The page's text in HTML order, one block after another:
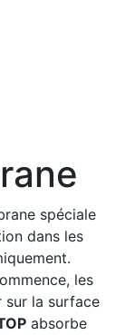
spéciale
dans les
les
sur la surface
absorbe